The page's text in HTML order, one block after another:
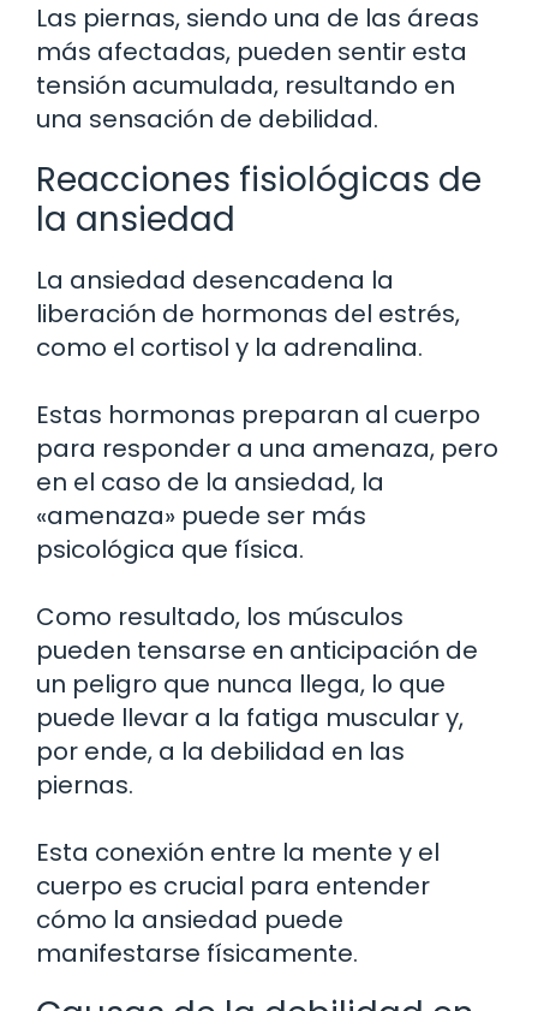
Las piernas, siendo una de las áreas
más afectadas, pueden sentir esta
tensión acumulada, resultando en
una sensación de debilidad.
Reacciones fisiológicas de
la ansiedad
La ansiedad desencadena la
liberación de hormonas del estrés,
como el cortisol y la adrenalina.
Estas hormonas preparan al cuerpo
para responder a una amenaza, pero
en el caso de la ansiedad, la
«amenaza» puede ser más
psicológica que física.
Como resultado, los músculos
pueden tensarse en anticipación de
un peligro que nunca llega, lo que
puede llevar a la fatiga muscular y,
por ende, a la debilidad en las
piernas.
Esta conexión entre la mente y el
cuerpo es crucial para entender
cómo la ansiedad puede
manifestarse físicamente.